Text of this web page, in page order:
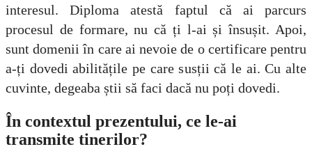
interesul. Diploma atestă faptul că ai parcurs
procesul de formare, nu că ți l-ai și însușit. Apoi,
sunt domenii în care ai nevoie de o certificare pentru
a-ți dovedi abilitățile pe care susții că le ai. Cu alte
cuvinte, degeaba știi să faci dacă nu poți dovedi.
În contextul prezentului, ce le-ai
transmite tinerilor?